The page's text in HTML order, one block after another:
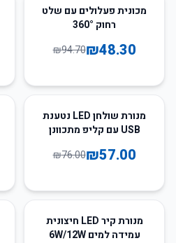
49
מכונית פעלולים עם שלט
רחוק 360°
₪48.30
₪94.70
25
מנורת שולחן LED נטענת
USB עם קליפ מתכוונן
₪57.00
₪76.00
10
מנורת קיר LED חיצונית
עמידה למים 6W/12W